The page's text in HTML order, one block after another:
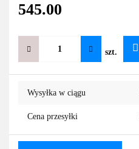
545.00
szt.
Wysyłka w ciągu
Cena przesyłki